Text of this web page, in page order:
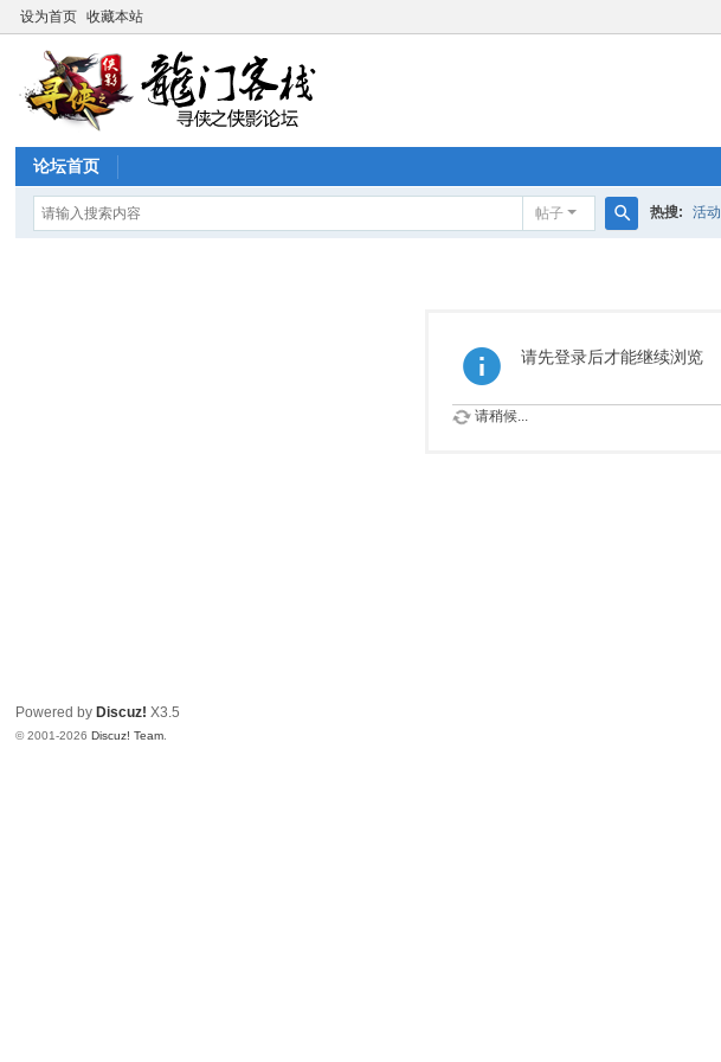
设为首页 收藏本站
论坛首页
帖子 热搜: 活动
请先登录后才能继续浏览
请稍候...
Powered by Discuz! X3.5
© 2001-2026Discuz! Team